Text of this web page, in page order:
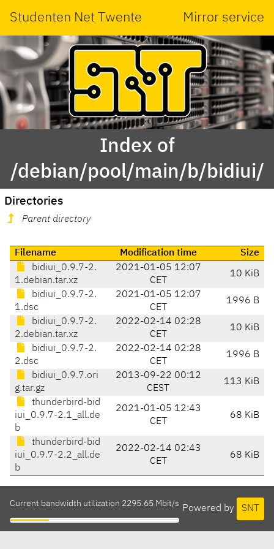
Studenten Net Twente Mirror service
Index of
/debian/pool/main/b/bidiui/
Directories
Parent directory
Filename Modification time
Size
bidiui_0.9.7-2.
1.debian.tar.xz
2021-01-05 12:07
CET
10 KiB
bidiui_0.9.7-2.
1.dsc
2021-01-05 12:07
CET
1996 B
bidiui_0.9.7-2.
2.debian.tar.xz
2022-02-14 02:28
CET
10 KiB
bidiui_0.9.7-2.
2.dsc
2022-02-14 02:28
CET
1996 B
bidiui_0.9.7.ori
g.tar.gz
2013-09-22 00:12
CEST
113 KiB
thunderbird-bid
iui_0.9.7-2.1_all.de
b
2021-01-05 12:43
CET
68 KiB
thunderbird-bid
iui_0.9.7-2.2_all.de
b
2022-02-14 02:43
CET
68 KiB
Powered by SNT
Current bandwidth utilization 2295.65 Mbit/s